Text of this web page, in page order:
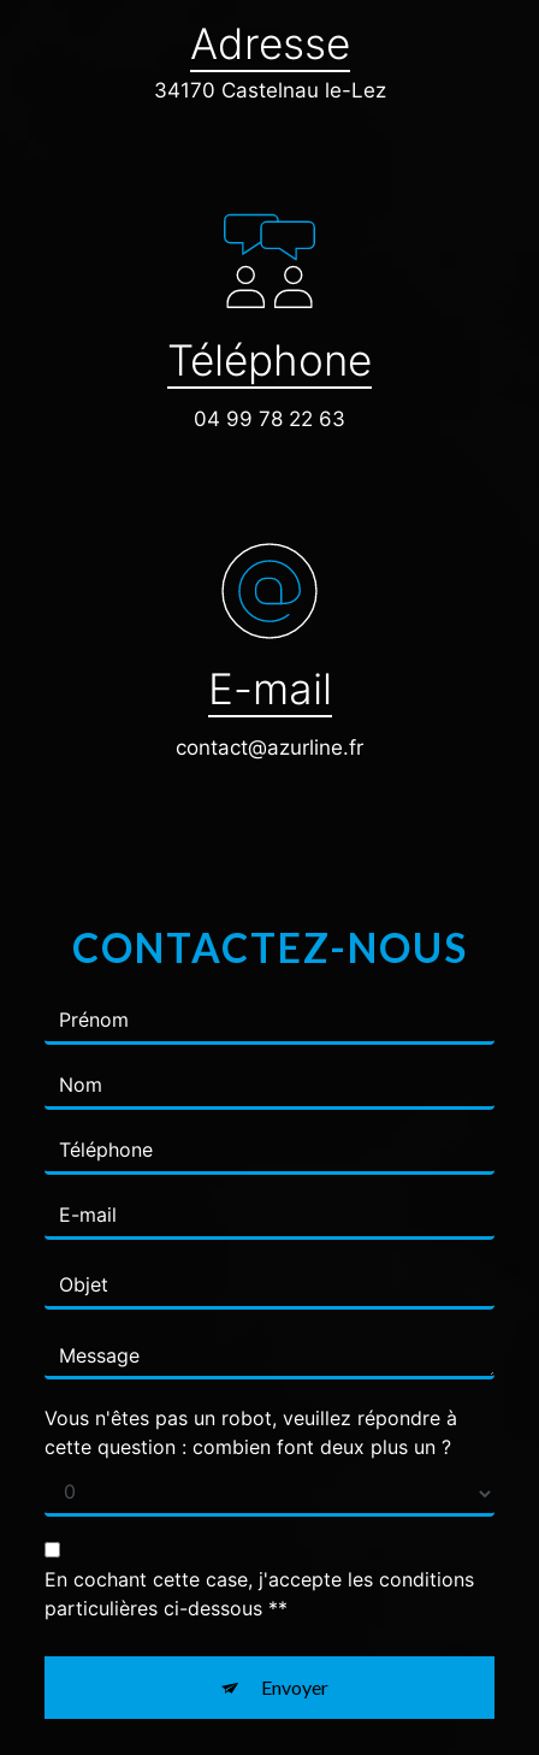
Adresse
34170 Castelnau le-Lez
Téléphone
04 99 78 22 63
E-mail
contact@azurline.fr
CONTACTEZ-NOUS
Vous n'êtes pas un robot, veuillez répondre à
cette question : combien font deux plus un ?
En cochant cette case, j'accepte les conditions
particulières ci-dessous **
Envoyer